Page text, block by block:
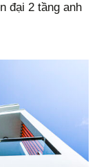
đại 2 tầng anh